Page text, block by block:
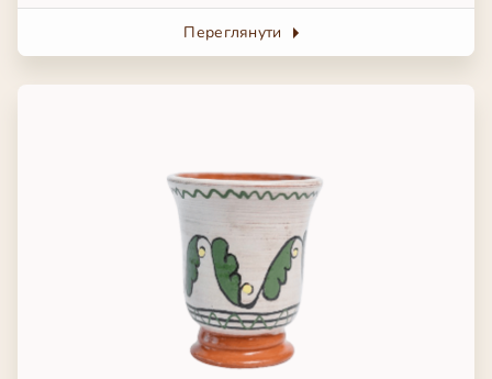
Переглянути